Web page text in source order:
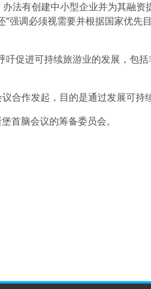
法有创建中小型企业并为其融资
“强调必须视需要并根据国家优先
促进可持续旅游业的发展，包
合作发起，目的是通过发展可持
首脑会议的筹备委员会。